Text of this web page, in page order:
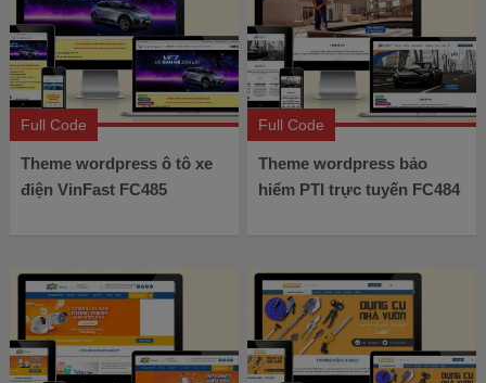
Full Code
Theme wordpress ô tô xe
điện VinFast FC485
Full Code
Theme wordpress bảo
hiểm PTI trực tuyến FC484